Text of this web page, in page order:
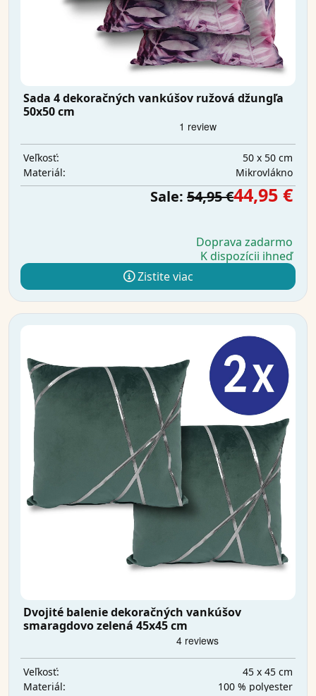
Sada 4 dekoračných vankúšov ružová džungľa
50x50 cm
Veľkosť:
50 x 50 cm
Materiál:
Mikrovlákno
Sale: 54,95 €44,95 €
Doprava zadarmo
K dispozícii ihneď
Zistite viac
Dvojité balenie dekoračných vankúšov
smaragdovo zelená 45x45 cm
Veľkosť:
45 x 45 cm
Materiál:
100 % polyester